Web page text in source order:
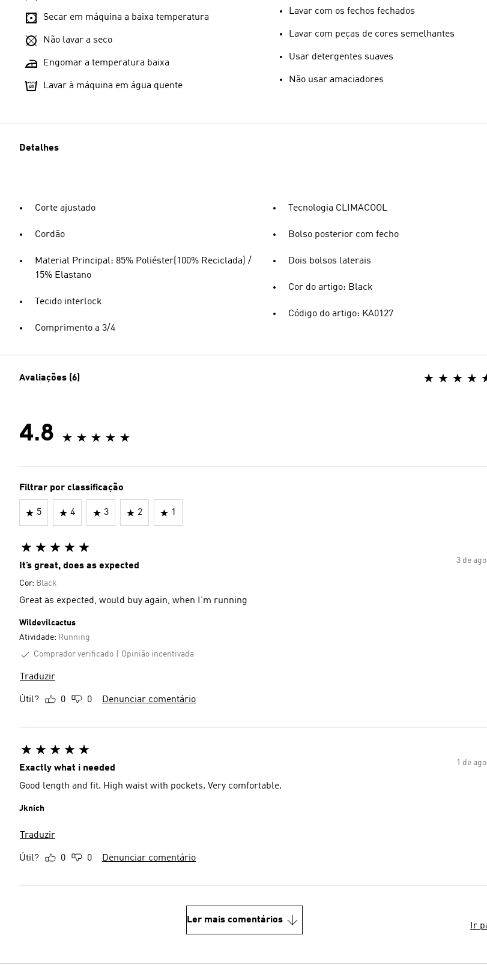
Secar em máquina a baixa temperatura
Não lavar a seco
Engomar a temperatura baixa
Lavar à máquina em água quente
Lavar com os fechos fechados
Lavar com peças de cores semelhantes
Usar detergentes suaves
Não usar amaciadores
Detalhes
Corte ajustado
Cordão
Material Principal: 85% Poliéster(100% Reciclada) /
15% Elastano
Tecido interlock
Comprimento a 3/4
Tecnologia CLIMACOOL
Bolso posterior com fecho
Dois bolsos laterais
Cor do artigo: Black
Código do artigo: KA0127
Avaliações (6)
4.8
Filtrar por classificação
5 4 3 2 1
3 de
It’s great, does as expected
Cor: Black
Great as expected, would buy again, when I’m running
Wildevilcactus
Atividade: Running
Comprador verificado
Opinião incentivada
Traduzir
Útil? 0 0 Denunciar comentário
1 de
Exactly what i needed
Good length and fit. High waist with pockets. Very comfortable.
Jknich
Traduzir
Útil? 0 0 Denunciar comentário
Ler mais comentários
Ir